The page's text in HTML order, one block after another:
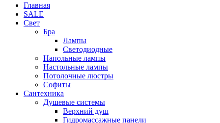
Главная
SALE
Свет
Бра
Лампы
Светодиодные
Напольные лампы
Настольные лампы
Потолочные люстры
Софиты
Сантехника
Душевые системы
Верхний душ
Гидромассажные панели